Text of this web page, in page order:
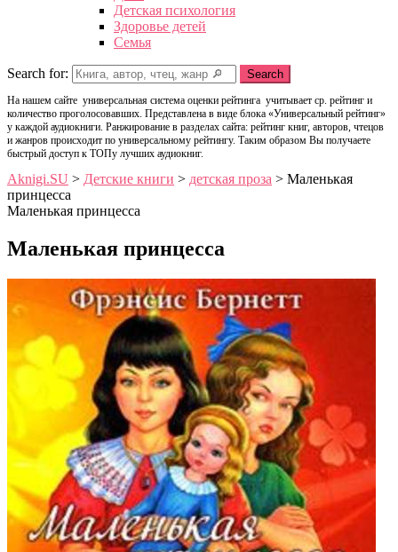
Детская психология
Здоровье детей
Семья
Search for: Search
На нашем сайте универсальная система оценки рейтинга учитывает ср. рейтинг и
количество проголосовавших. Представлена в виде блока «Универсальный рейтинг»
у каждой аудиокниги. Ранжирование в разделах сайта: рейтинг книг, авторов, чтецов
и жанров происходит по универсальному рейтингу. Таким образом Вы получаете
быстрый доступ к ТОПу лучших аудиокниг.
Aknigi.SU > Детские книги > детская проза > Маленькая
принцесса
Маленькая принцесса
Маленькая принцесса